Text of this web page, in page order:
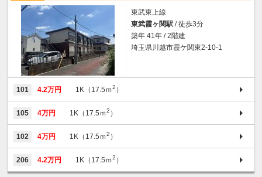
東武東上線
東武霞ヶ関駅 / 徒歩3分
築年 41年 / 2階建
埼玉県川越市霞ケ関東2-10-1
101 4.2万円 1K（17.5ｍ2 ）
105 4万円 1K（17.5ｍ2 ）
102 4万円 1K（17.5ｍ2 ）
206 4.2万円 1K（17.5ｍ2 ）